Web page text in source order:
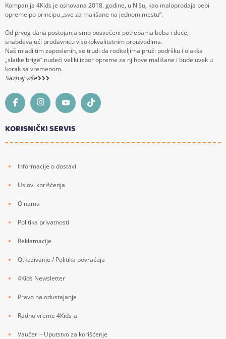
Kompanija 4Kids je osnovana 2018. godine, u Nišu, kao maloprodaja bebi
opreme po principu „sve za mališane na jednom mestu“.
Od prvog dana postojanja smo posvećeni potrebama beba i dece,
snabdevajući prodavnicu visokokvalitetnim proizvodima.
Naš mladi tim zaposlenih, se trudi da roditeljima pruži podršku i olakša
„slatke brige“ nudeći veliki izbor opreme za njihove mališane i bude uvek u
korak sa vremenom.
Saznaj više
KORISNIČKI SERVIS
Informacije o dostavi
Uslovi korišćenja
O nama
Politika privatnosti
Reklamacije
Otkazivanje / Politika povraćaja
4Kids Newsletter
Pravo na odustajanje
Radno vreme 4Kids-a
Vaučeri - Uputstvo za korišćenje